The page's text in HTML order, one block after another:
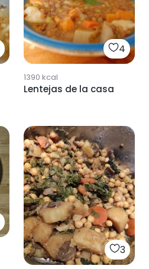
4
1390 kcal
Lentejas de la casa
3